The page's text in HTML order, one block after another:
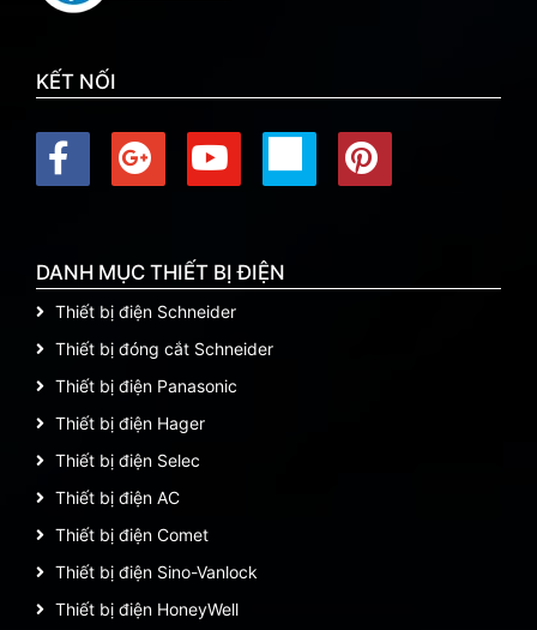
KẾT NỐI
DANH MỤC THIẾT BỊ ĐIỆN
Thiết bị điện Schneider
Thiết bị đóng cắt Schneider
Thiết bị điện Panasonic
Thiết bị điện Hager
Thiết bị điện Selec
Thiết bị điện AC
Thiết bị điện Comet
Thiết bị điện Sino-Vanlock
Thiết bị điện HoneyWell